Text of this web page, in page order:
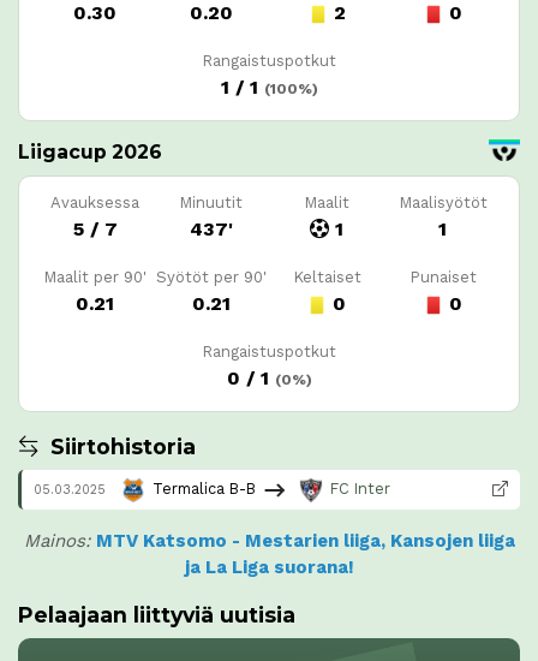
0.30 0.20 2 0
Rangaistuspotkut
1 / 1 (100%)
Liigacup 2026
Avauksessa
5 / 7
Minuutit
437'
Maalit
1
Maalisyötöt
1
Maalit per 90'
0.21
Syötöt per 90'
0.21
Keltaiset
0
Punaiset
0
Rangaistuspotkut
0 / 1 (0%)
Siirtohistoria
05.03.2025 Termalica B-B FC Inter
Mainos: MTV Katsomo - Mestarien liiga, Kansojen liiga
ja La Liga suorana!
Pelaajaan liittyviä uutisia